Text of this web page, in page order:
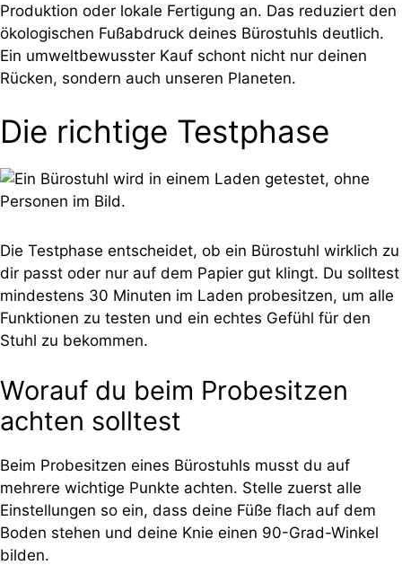
Produktion oder lokale Fertigung an. Das reduziert den
ökologischen Fußabdruck deines Bürostuhls deutlich.
Ein umweltbewusster Kauf schont nicht nur deinen
Rücken, sondern auch unseren Planeten.
Die richtige Testphase
Die Testphase entscheidet, ob ein Bürostuhl wirklich zu
dir passt oder nur auf dem Papier gut klingt. Du solltest
mindestens 30 Minuten im Laden probesitzen, um alle
Funktionen zu testen und ein echtes Gefühl für den
Stuhl zu bekommen.
Worauf du beim Probesitzen
achten solltest
Beim Probesitzen eines Bürostuhls musst du auf
mehrere wichtige Punkte achten. Stelle zuerst alle
Einstellungen so ein, dass deine Füße flach auf dem
Boden stehen und deine Knie einen 90-Grad-Winkel
bilden.